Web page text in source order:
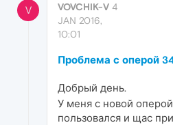
V VOVCHIK-V 4
JAN 2016,
10:01
Проблема с оперой
Добрый день.
У меня с новой
пользовался и щас